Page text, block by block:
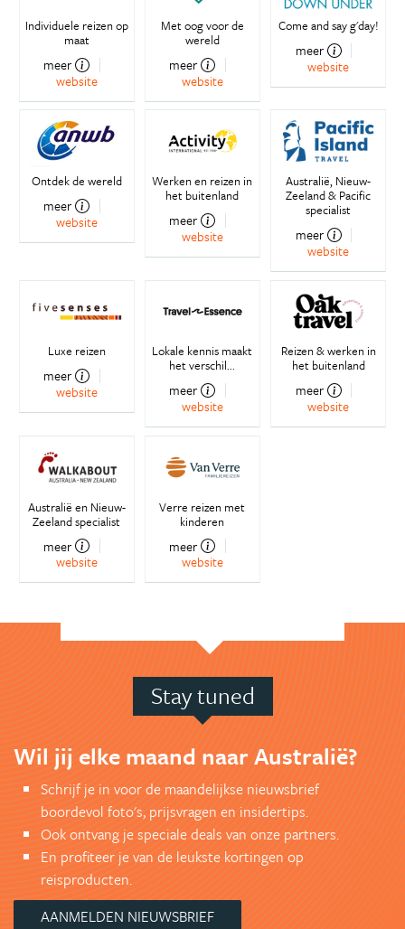
Individuele reizen op
maat
meer
website
Met oog voor de
wereld
meer
website
Come and say g'day!
meer
website
Ontdek de wereld
meer
website
Werken en reizen in
het buitenland
meer
website
Australië, Nieuw-
Zeeland & Pacific
specialist
meer
website
Luxe reizen
meer
website
Lokale kennis maakt
het verschil...
meer
website
Reizen & werken in
het buitenland
meer
website
Australië en Nieuw-
Zeeland specialist
meer
website
Verre reizen met
kinderen
meer
website
Stay tuned
Wil jij elke maand naar Australië?
Schrijf je in voor de maandelijkse nieuwsbrief
boordevol foto's, prijsvragen en insidertips.
Ook ontvang je speciale deals van onze partners.
En profiteer je van de leukste kortingen op
reisproducten.
AANMELDEN NIEUWSBRIEF